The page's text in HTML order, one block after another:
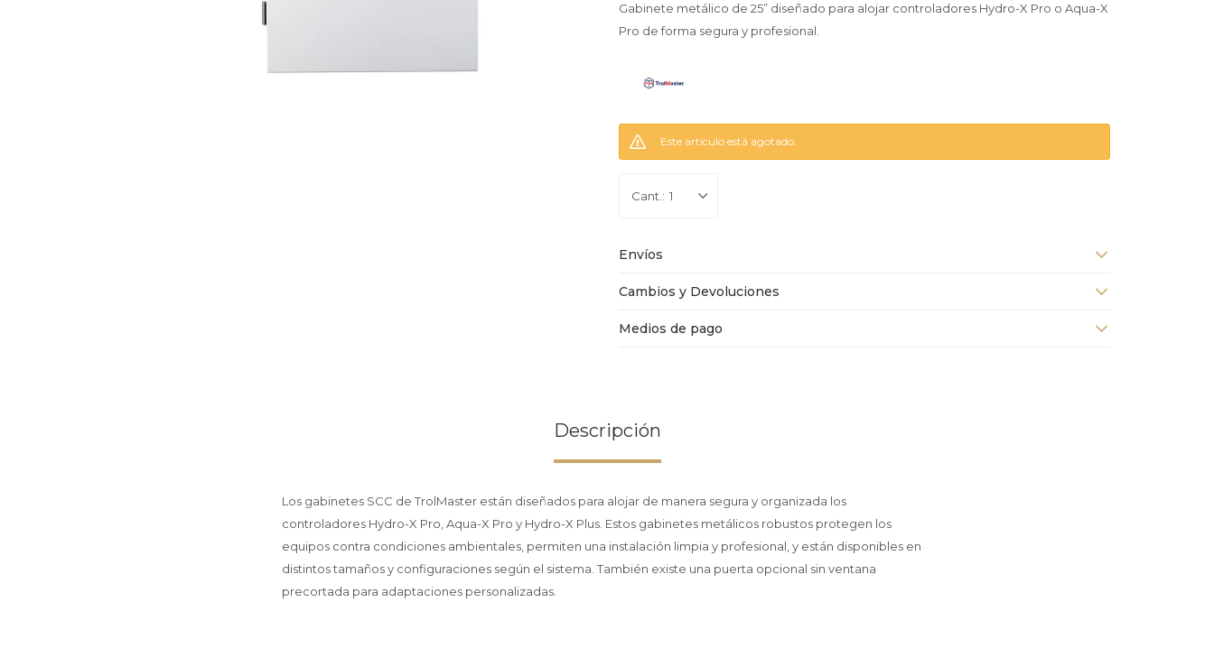
Gabinete metálico de 25” diseñado para alojar controladores Hydro-X Pro o Aqua-X
Pro de forma segura y profesional.
Este artículo está agotado.
1
Envíos
Cambios y Devoluciones
Medios de pago
Descripción
Los gabinetes SCC de TrolMaster están diseñados para alojar de manera segura y organizada los
controladores Hydro-X Pro, Aqua-X Pro y Hydro-X Plus. Estos gabinetes metálicos robustos protegen los
equipos contra condiciones ambientales, permiten una instalación limpia y profesional, y están disponibles en
distintos tamaños y configuraciones según el sistema. También existe una puerta opcional sin ventana
precortada para adaptaciones personalizadas.